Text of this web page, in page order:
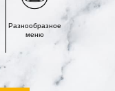
Разнообразное
меню